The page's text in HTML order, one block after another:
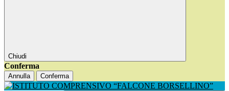
Chiudi
Conferma
Annulla Conferma